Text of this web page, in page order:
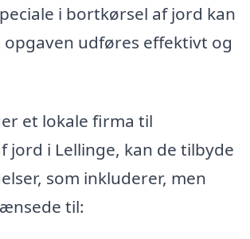
i bortkørsel af jord kan
opgaven udføres effektivt og
et lokale firma til
jord i Lellinge, kan de tilbyde
som inkluderer, men
til: